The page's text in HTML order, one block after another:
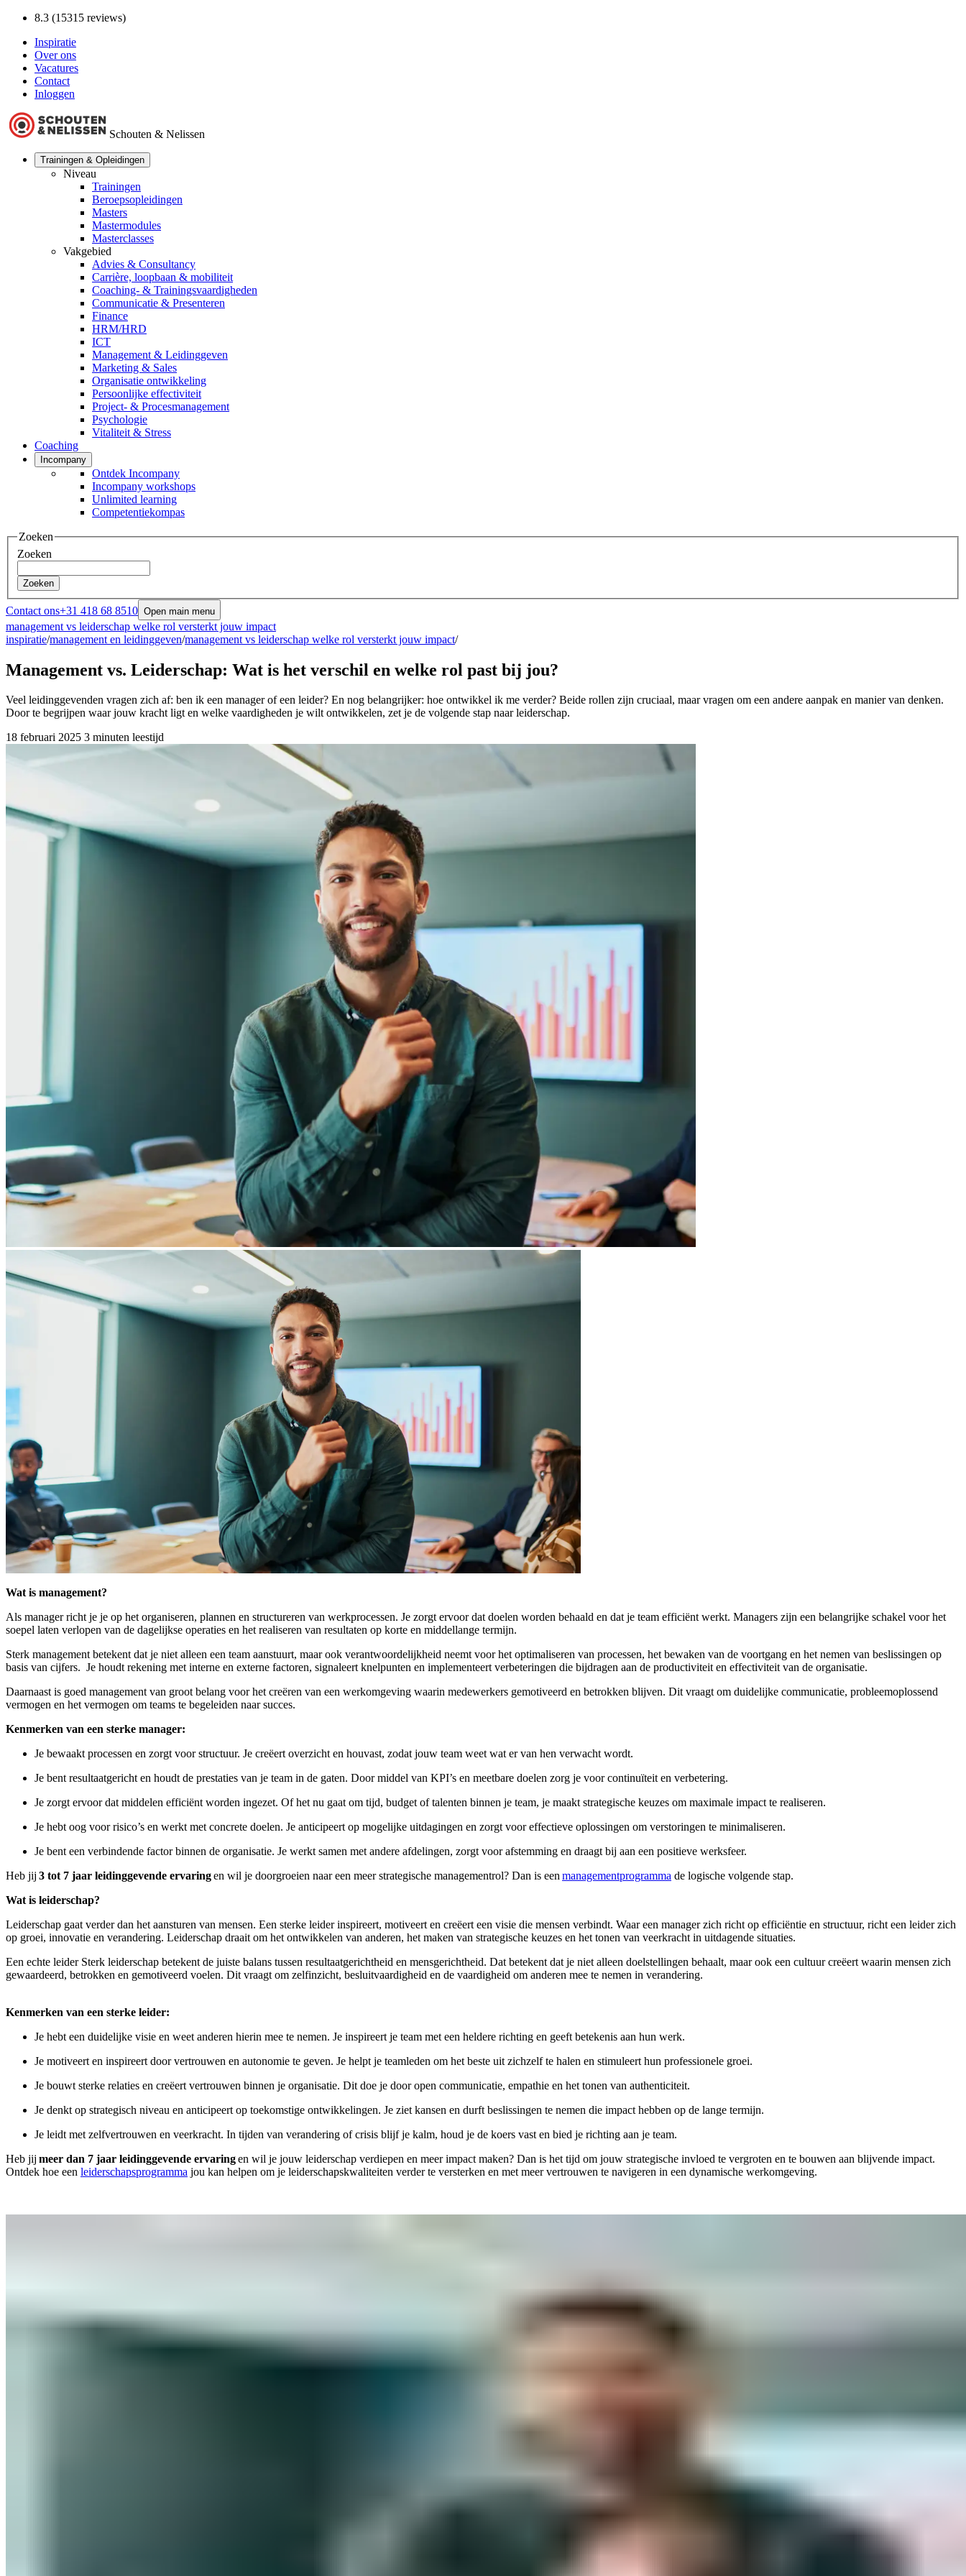
8.3 (15315 reviews)
Inspiratie
Over ons
Vacatures
Contact
Inloggen
Schouten & Nelissen
Trainingen & Opleidingen
Niveau
Trainingen
Beroepsopleidingen
Masters
Mastermodules
Masterclasses
Vakgebied
Advies & Consultancy
Carrière, loopbaan & mobiliteit
Coaching- & Trainingsvaardigheden
Communicatie & Presenteren
Finance
HRM/HRD
ICT
Management & Leidinggeven
Marketing & Sales
Organisatie ontwikkeling
Persoonlijke effectiviteit
Project- & Procesmanagement
Psychologie
Vitaliteit & Stress
Coaching
Incompany
Ontdek Incompany
Incompany workshops
Unlimited learning
Competentiekompas
Zoeken
Zoeken
Zoeken
Contact ons+31 418 68 8510 Open main menu
management vs leiderschap welke rol versterkt jouw impact
inspiratie/management en leidinggeven/management vs leiderschap welke rol versterkt jouw impact/
Management vs. Leiderschap: Wat is het verschil en welke rol past bij jou?
Veel leidinggevenden vragen zich af: ben ik een manager of een leider? En nog belangrijker: hoe ontwikkel ik me verder? Beide rollen zijn cruciaal, maar vragen om een andere aanpak en manier van denken.
Door te begrijpen waar jouw kracht ligt en welke vaardigheden je wilt ontwikkelen, zet je de volgende stap naar leiderschap.
18 februari 2025 3 minuten leestijd
Wat is management?
Als manager richt je je op het organiseren, plannen en structureren van werkprocessen. Je zorgt ervoor dat doelen worden behaald en dat je team efficiënt werkt. Managers zijn een belangrijke schakel voor het
soepel laten verlopen van de dagelijkse operaties en het realiseren van resultaten op korte en middellange termijn.
Sterk management betekent dat je niet alleen een team aanstuurt, maar ook verantwoordelijkheid neemt voor het optimaliseren van processen, het bewaken van de voortgang en het nemen van beslissingen op
basis van cijfers. Je houdt rekening met interne en externe factoren, signaleert knelpunten en implementeert verbeteringen die bijdragen aan de productiviteit en effectiviteit van de organisatie.
Daarnaast is goed management van groot belang voor het creëren van een werkomgeving waarin medewerkers gemotiveerd en betrokken blijven. Dit vraagt om duidelijke communicatie, probleemoplossend
vermogen en het vermogen om teams te begeleiden naar succes.
Kenmerken van een sterke manager:
Je bewaakt processen en zorgt voor structuur. Je creëert overzicht en houvast, zodat jouw team weet wat er van hen verwacht wordt.
Je bent resultaatgericht en houdt de prestaties van je team in de gaten. Door middel van KPI’s en meetbare doelen zorg je voor continuïteit en verbetering.
Je zorgt ervoor dat middelen efficiënt worden ingezet. Of het nu gaat om tijd, budget of talenten binnen je team, je maakt strategische keuzes om maximale impact te realiseren.
Je hebt oog voor risico’s en werkt met concrete doelen. Je anticipeert op mogelijke uitdagingen en zorgt voor effectieve oplossingen om verstoringen te minimaliseren.
Je bent een verbindende factor binnen de organisatie. Je werkt samen met andere afdelingen, zorgt voor afstemming en draagt bij aan een positieve werksfeer.
Heb jij 3 tot 7 jaar leidinggevende ervaringen wil je doorgroeien naar een meer strategische managementrol? Dan is een managementprogramma de logische volgende stap.
Wat is leiderschap?
Leiderschap gaat verder dan het aansturen van mensen. Een sterke leider inspireert, motiveert en creëert een visie die mensen verbindt. Waar een manager zich richt op efficiëntie en structuur, richt een leider zich
op groei, innovatie en verandering. Leiderschap draait om het ontwikkelen van anderen, het maken van strategische keuzes en het tonen van veerkracht in uitdagende situaties.
Een echte leider Sterk leiderschap betekent de juiste balans tussen resultaatgerichtheid en mensgerichtheid. Dat betekent dat je niet alleen doelstellingen behaalt, maar ook een cultuur creëert waarin mensen zich
gewaardeerd, betrokken en gemotiveerd voelen. Dit vraagt om zelfinzicht, besluitvaardigheid en de vaardigheid om anderen mee te nemen in verandering.
Kenmerken van een sterke leider:
Je hebt een duidelijke visie en weet anderen hierin mee te nemen. Je inspireert je team met een heldere richting en geeft betekenis aan hun werk.
Je motiveert en inspireert door vertrouwen en autonomie te geven. Je helpt je teamleden om het beste uit zichzelf te halen en stimuleert hun professionele groei.
Je bouwt sterke relaties en creëert vertrouwen binnen je organisatie. Dit doe je door open communicatie, empathie en het tonen van authenticiteit.
Je denkt op strategisch niveau en anticipeert op toekomstige ontwikkelingen. Je ziet kansen en durft beslissingen te nemen die impact hebben op de lange termijn.
Je leidt met zelfvertrouwen en veerkracht. In tijden van verandering of crisis blijf je kalm, houd je de koers vast en bied je richting aan je team.
Heb jij meer dan 7 jaar leidinggevende ervaringen wil je jouw leiderschap verdiepen en meer impact maken? Dan is het tijd om jouw strategische invloed te vergroten en te bouwen aan blijvende impact.
Ontdek hoe een leiderschapsprogramma jou kan helpen om je leiderschapskwaliteiten verder te versterken en met meer vertrouwen te navigeren in een dynamische werkomgeving.